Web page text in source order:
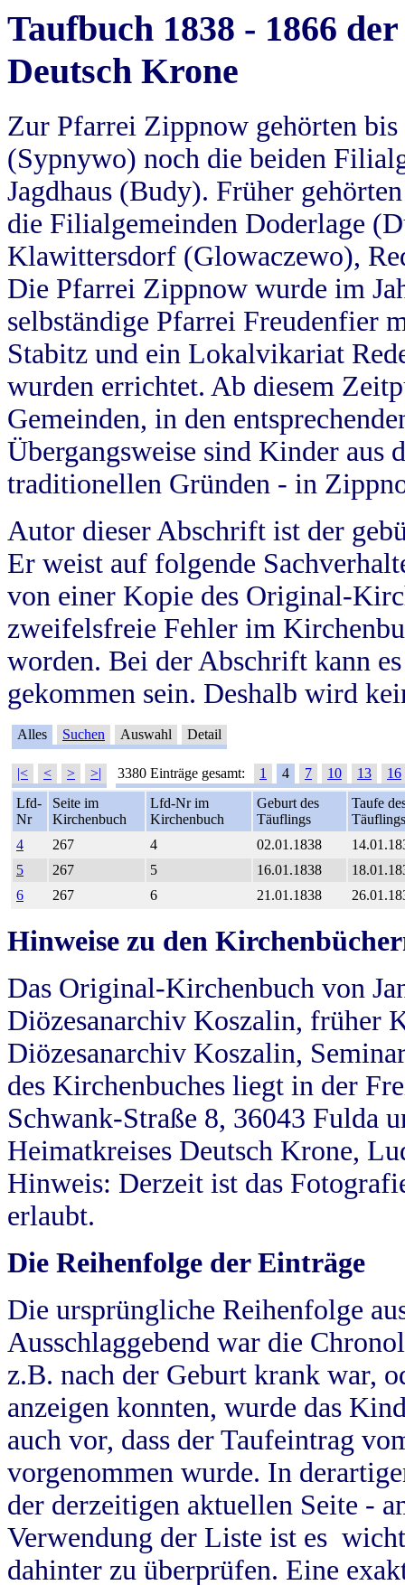
Taufbuch 1838 - 1866
Deutsch Krone
Zur Pfarrei Zippnow gehörten
(Sypnywo) noch die beiden
Jagdhaus (Budy). Früher
die Filialgemeinden Doderlage
Klawittersdorf (Glowaczewo),
Die Pfarrei Zippnow wurde im
selbständige Pfarrei Freudenfier
Stabitz und ein Lokalvikariat
wurden errichtet. Ab diesem
Gemeinden, in den
Übergangsweise sind Kinder aus
traditionellen Gründen - in
Autor dieser Abschrift ist der
Er weist auf folgende
von einer Kopie des Original-
zweifelsfreie Fehler im
worden. Bei der Abschrift kann
gekommen sein. Deshalb wird
Alles Suchen Auswahl Detail
|< < > >| 3380 Einträge gesamt: 1 4 7 10 13
16
Lfd-
Nr
Seite im
Kirchenbuch
Lfd-Nr im
Kirchenbuch
Geburt des
Täuflings
Taufe
Täuflings
4
267 4 02.01.1838
5
267 5 16.01.1838
6
267 6 21.01.1838
Hinweise zu den
Das Original-Kirchenbuch von
Diözesanarchiv Koszalin, früher
Diözesanarchiv Koszalin,
des Kirchenbuches liegt in der
Schwank-Straße 8, 36043 Fulda
Heimatkreises Deutsch Krone,
Hinweis: Derzeit ist das
erlaubt.
Die Reihenfolge der Einträge
Die ursprüngliche Reihenfolge
Ausschlaggebend war die
z.B. nach der Geburt krank war,
anzeigen konnten, wurde das
auch vor, dass der Taufeintrag
vorgenommen wurde. In
der derzeitigen aktuellen Seite -
Verwendung der Liste ist es
dahinter zu überprüfen. Eine